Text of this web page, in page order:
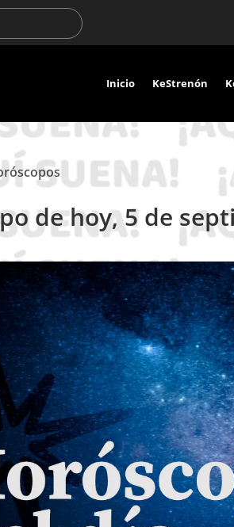
Inicio KeStrenón
de hoy, 5 de